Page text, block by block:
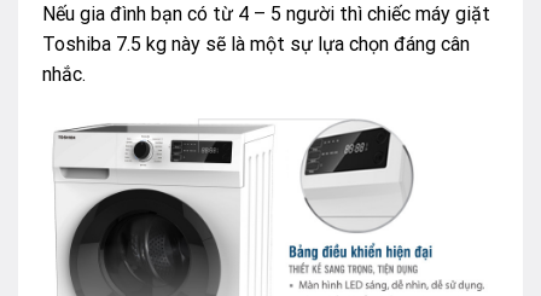
Nếu gia đình bạn có từ 4 – 5 người thì chiếc máy giặt
Toshiba 7.5 kg này sẽ là một sự lựa chọn đáng cân
nhắc.